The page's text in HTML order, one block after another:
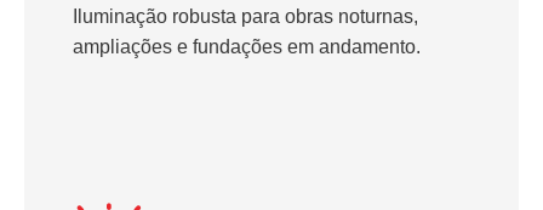
Iluminação robusta para obras noturnas,
ampliações e fundações em andamento.